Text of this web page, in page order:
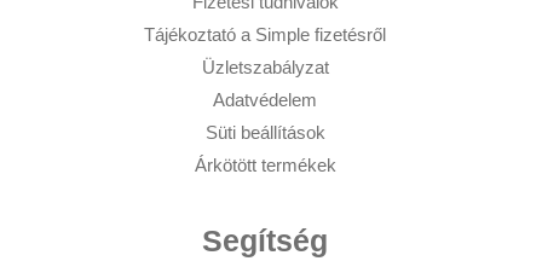
Tájékoztató a Simple fizetésről
Üzletszabályzat
Adatvédelem
Süti beállítások
Árkötött termékek
Segítség